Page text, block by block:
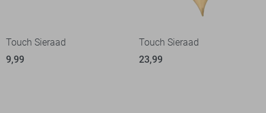
Touch Sieraad
9,99
Touch Sieraad
23,99